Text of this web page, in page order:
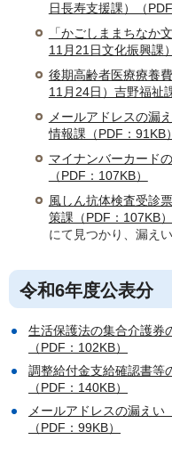
日長寿支援課）（
「かごしままちなか
11月21日文化振興課
後期高齢者医療療養
11月24日）吉野福祉
メールアドレスの漏
情報課（PDF：91KB）
マイナンバーカード
（PDF：107KB）
風しん抗体検査受診
策課（PDF：107KB）
にて見つかり、漏え
令和6年度公表分
生活保護法の集合介護券
（PDF：102KB）
調整給付金支給確認書等
（PDF：140KB）
メールアドレスの漏えい
（PDF：99KB）